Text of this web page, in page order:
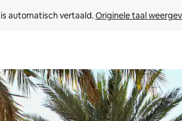
automatisch vertaald. Originele taal